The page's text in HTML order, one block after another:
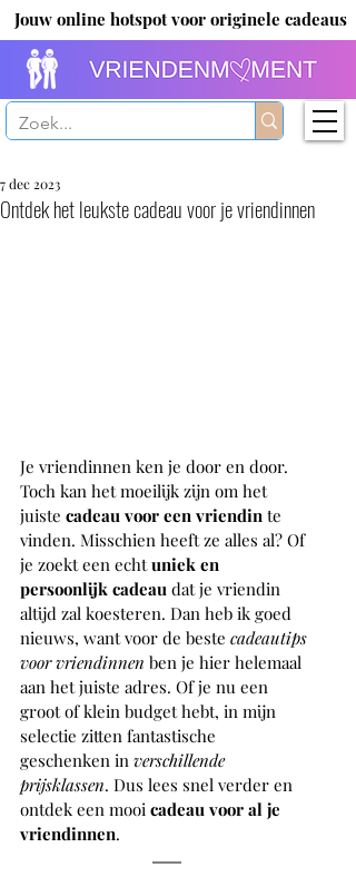
Jouw online hotspot voor originele cadeaus
Ontdek het leukste cadeau voor je vriendinnen
7 dec 2023
Je vriendinnen ken je door en door.
Toch kan het moeilijk zijn om het
juiste cadeau voor een vriendin te
vinden. Misschien heeft ze alles al? Of
je zoekt een echt uniek en
persoonlijk cadeau dat je vriendin
altijd zal koesteren. Dan heb ik goed
nieuws, want voor de beste cadeautips
voor vriendinnen ben je hier helemaal
aan het juiste adres. Of je nu een
groot of klein budget hebt, in mijn
selectie zitten fantastische
geschenken in verschillende
prijsklassen. Dus lees snel verder en
ontdek een mooi cadeau voor al je
vriendinnen.